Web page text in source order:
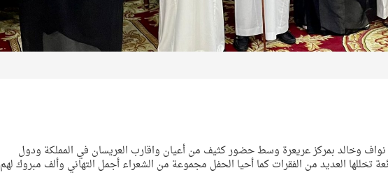
نواف وخالد بمركز عريعرة وسط حضور كثيف من أعيان واقارب العريسان في المملكة ودول
تخللها العديد من الفقرات كما أحيا الحفل مجموعة من الشعراء أجمل التهاني وألف مبروك لهم